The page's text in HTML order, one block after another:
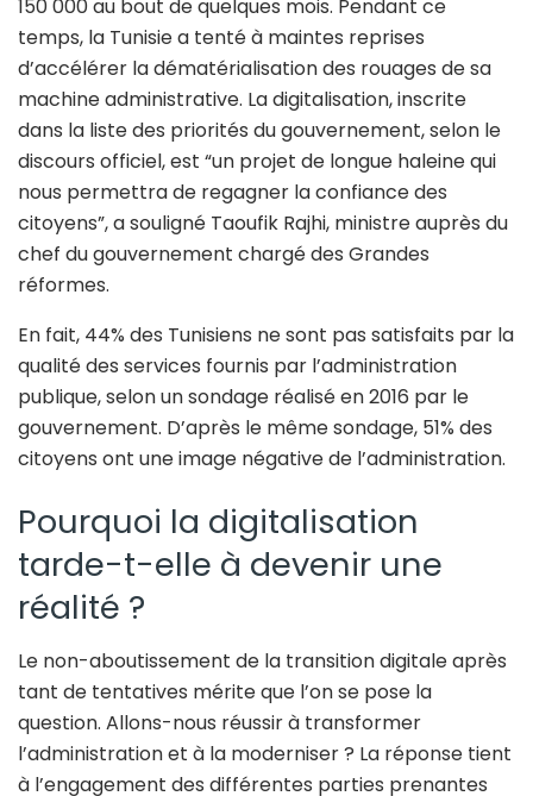
150 000 au bout de quelques mois. Pendant ce
temps, la Tunisie a tenté à maintes reprises
d’accélérer la dématérialisation des rouages de sa
machine administrative. La digitalisation, inscrite
dans la liste des priorités du gouvernement, selon le
discours officiel, est “un projet de longue haleine qui
nous permettra de regagner la confiance des
citoyens”, a souligné Taoufik Rajhi, ministre auprès du
chef du gouvernement chargé des Grandes
réformes.
En fait, 44% des Tunisiens ne sont pas satisfaits par la
qualité des services fournis par l’administration
publique, selon un sondage réalisé en 2016 par le
gouvernement. D’après le même sondage, 51% des
citoyens ont une image négative de l’administration.
Pourquoi la digitalisation
tarde-t-elle à devenir une
réalité ?
Le non-aboutissement de la transition digitale après
tant de tentatives mérite que l’on se pose la
question. Allons-nous réussir à transformer
l’administration et à la moderniser ? La réponse tient
à l’engagement des différentes parties prenantes